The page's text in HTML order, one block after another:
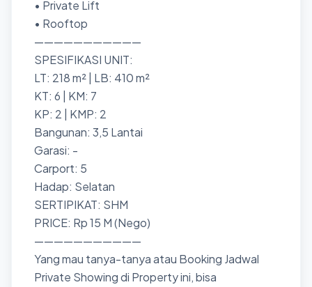
• ⁠Private Lift
• ⁠Rooftop
———————————
SPESIFIKASI UNIT:
LT: 218 m² | LB: 410 m²
KT: 6 | KM: 7
KP: 2 | KMP: 2
Bangunan: 3,5 Lantai
Garasi: -
Carport: 5
Hadap: Selatan
SERTIPIKAT: SHM
PRICE: Rp 15 M (Nego)
———————————
Yang mau tanya-tanya atau Booking Jadwal
Private Showing di Property ini, bisa